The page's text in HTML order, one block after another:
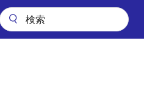
と開発環境シリーズ(8)；